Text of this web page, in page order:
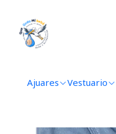
Ajuares Vestuario